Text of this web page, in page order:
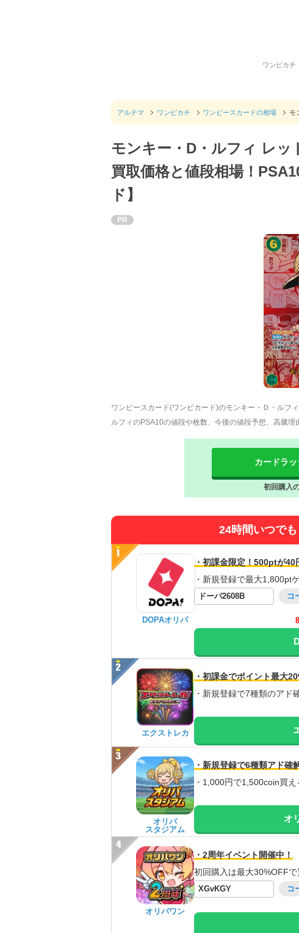
ワンピカチ
アルテマ ワンピカチ ワンピースカードの相場 モ
モンキー・D・ルフィ レッ
買取価格と値段相場！
ド】
PR
ワンピースカード(ワンピカード)のモンキー・Ｄ・ルフ
ルフィのPSA10の値段や枚数、今後の値段予想、高騰理
カードラ
初回購入
24時間いつで
DOPAオリパ
・初課金限定！500ptが40
・新規登録で最大1,800pt
ドーパ2608B
コ
エクストレカ
・初課金でポイント最大
・新規登録で7種類のアド
オリパ
スタジアム
・新規登録で6種類アド確
・1,000円で1,500coin買え
オ
オリパワン
・2周年イベント開催中！
初回購入は最大30%OFFで
XGvKGY
コ